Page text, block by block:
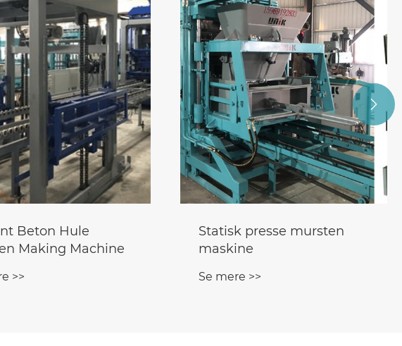
Beton Hule
Making Machine
>>
Statisk presse mursten
maskine
Se mere >>
